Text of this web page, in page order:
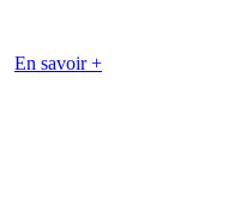
En savoir +